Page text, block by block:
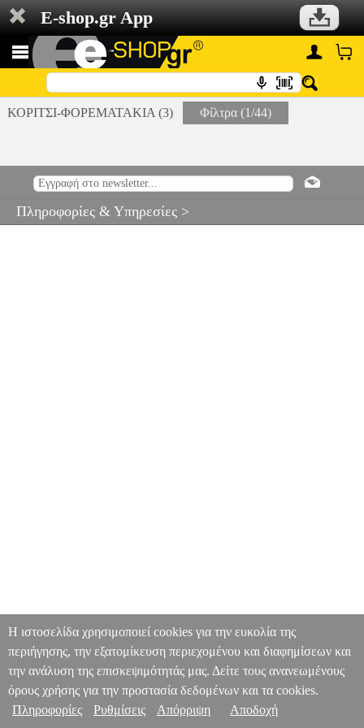
E-shop.gr App
ΚΟΡΙΤΣΙ-ΦΟΡΕΜΑΤΑΚΙΑ (3) Φίλτρα (1/44)
Πληροφορίες & Υπηρεσίες >
Η ιστοσελίδα χρησιμοποιεί cookies για την ευκολία της
περιήγησης, την εξατομίκευση περιεχομένου και διαφημίσεων και
την ανάλυση της επισκεψιμότητάς μας. Δείτε τους ανανεωμένους
όρους χρήσης για την προστασία δεδομένων και τα cookies.
Πληροφορίες
Ρυθμίσεις Απόρριψη Αποδοχή